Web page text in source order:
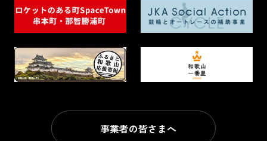
事業者の皆さまへ